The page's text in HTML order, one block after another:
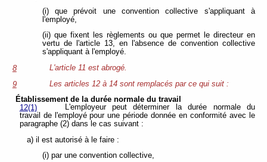
(i) que prévoit une convention collective s'appliquant à
l'employé,
(ii) que fixent les règlements ou que permet le directeur en
vertu de l'article 13, en l'absence de convention collective
s'appliquant à l'employé.
8
L'article 11 est abrogé.
9
Les articles 12 à 14 sont remplacés par ce qui suit :
Établissement de la durée normale du travail
12(1)
L'employeur peut déterminer la durée normale du
travail de l'employé pour une période donnée en conformité avec le
paragraphe (2) dans le cas suivant :
a) il est autorisé à le faire :
(i) par une convention collective,